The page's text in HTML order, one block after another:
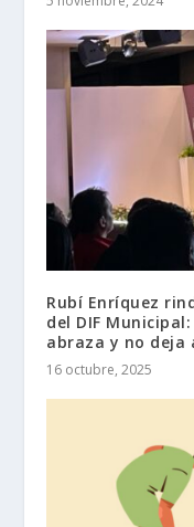
Rubí Enríquez
del DIF
abraza y no deja
16 octubre, 2025